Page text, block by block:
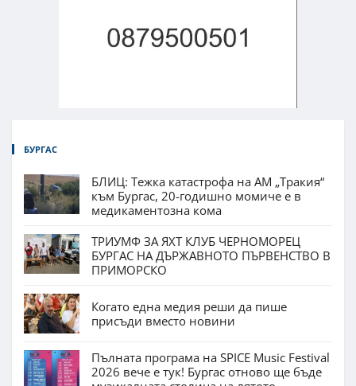
БУРГАС
БЛИЦ: Тежка катастрофа на АМ „Тракия“
към Бургас, 20-годишно момиче е в
медикаментозна кома
ТРИУМФ ЗА ЯХТ КЛУБ ЧЕРНОМОРЕЦ
БУРГАС НА ДЪРЖАВНОТО ПЪРВЕНСТВО В
ПРИМОРСКО
Когато една медия реши да пише
присъди вместо новини
Пълната програма на SPICE Music Festival
2026 вече е тук! Бургас отново ще бъде